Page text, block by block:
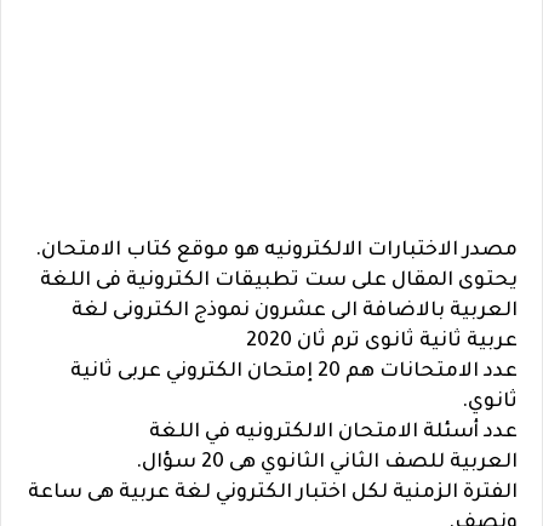
مصدر الاختبارات الالكترونيه هو موقع كتاب الامتحان.
يحتوى المقال على ست تطبيقات الكترونية فى اللغة
العربية بالاضافة الى عشرون نموذج الكترونى لغة
عربية ثانية ثانوى ترم ثان 2020
عدد الامتحانات هم 20 إمتحان الكتروني عربى ثانية
ثانوي.
عدد أسئلة الامتحان الالكترونيه في اللغة
العربية للصف الثاني الثانوي هى 20 سؤال.
الفترة الزمنية لكل اختبار الكتروني لغة عربية هى ساعة